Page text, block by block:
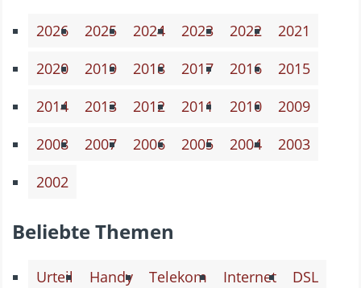
2026 2025 2024 2023 2022
2021
2020
2019 2018 2017 2016
2015
2014
2013 2012 2011 2010
2009
2008
2007 2006 2005 2004
2003
2002
Beliebte Themen
Urteil Handy Telekom Internet
DSL